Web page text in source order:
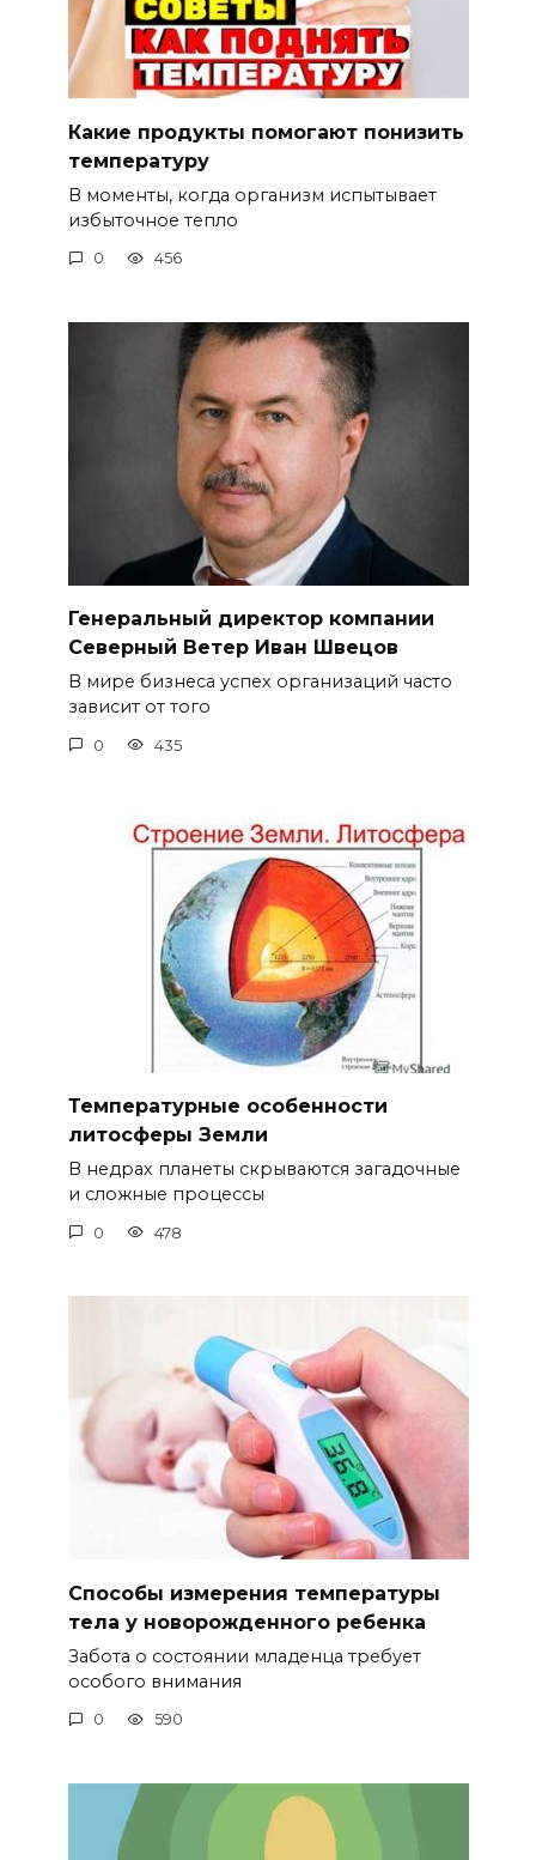
Какие продукты помогают понизить
температуру
В моменты, когда организм испытывает
избыточное тепло
0 456
Генеральный директор компании
Северный Ветер Иван Швецов
В мире бизнеса успех организаций часто
зависит от того
0 435
Температурные особенности
литосферы Земли
В недрах планеты скрываются загадочные
и сложные процессы
0 478
Способы измерения температуры
тела у новорожденного ребенка
Забота о состоянии младенца требует
особого внимания
0 590